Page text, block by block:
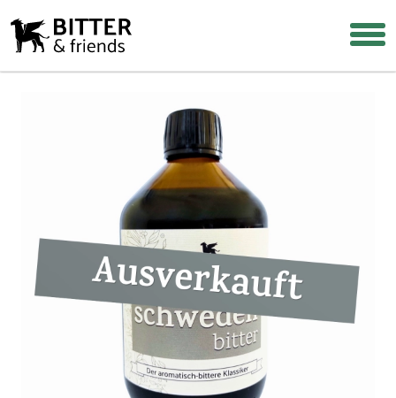
Warum Bitterstoffe?
Rezepte & Tipps
Häufige Fragen
Wiederverkäufer werden
Warenkorb